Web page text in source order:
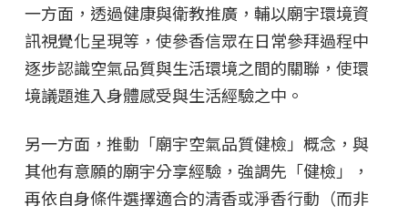
一方面，透過健康與衛教推廣，輔以廟宇環境資
訊視覺化呈現等，使參香信眾在日常參拜過程中
逐步認識空氣品質與生活環境之間的關聯，使環
境議題進入身體感受與生活經驗之中。
另一方面，推動「廟宇空氣品質健檢」概念，與
其他有意願的廟宇分享經驗，強調先「健檢」，
再依自身條件選擇適合的清香或淨香行動（而非